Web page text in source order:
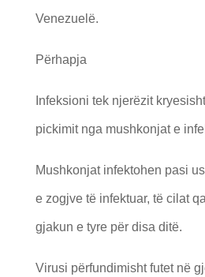
Venezuelë.
Përhapja
Infeksioni tek njerëzit
pickimit nga mushkonjat e
Mushkonjat infektohen pasi
e zogjve të infektuar, të cilat
gjakun e tyre për disa ditë.
Virusi përfundimisht futet në